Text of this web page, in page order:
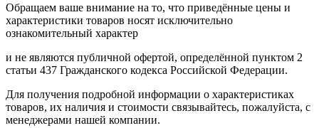
Обращаем ваше внимание на то, что приведённые цены и
характеристики товаров носят исключительно
ознакомительный характер
и не являются публичной офертой, определённой пунктом 2
статьи 437 Гражданского кодекса Российской Федерации.
Для получения подробной информации о характеристиках
товаров, их наличия и стоимости связывайтесь, пожалуйста, с
менеджерами нашей компании.